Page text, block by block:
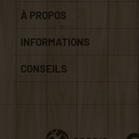
À PROPOS
INFORMATIONS
CONSEILS